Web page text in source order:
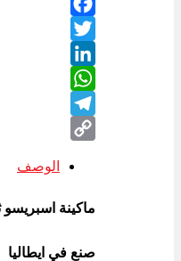
Facebook
Twitter
LinkedIn
WhatsApp
Telegram
الوصف
ماكينة اسبريسو
صنع في ايطاليا